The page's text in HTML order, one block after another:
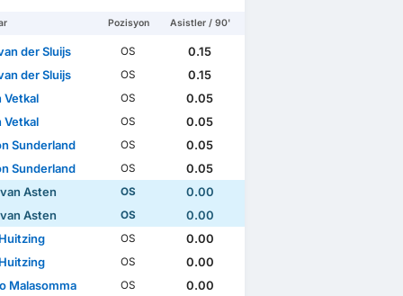
Pozisyon Asistler / 90'
der Sluijs OS
0.15
der Sluijs
OS
0.15
Vetkal
OS
0.05
Vetkal
OS
0.05
Sunderland
OS
0.05
Sunderland
OS
0.05
Asten
OS
0.00
Asten
OS
0.00
OS
0.00
OS
0.00
Malasomma
OS
0.00